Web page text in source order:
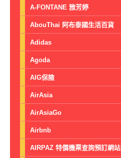
A-FONTANE 雅芳婷
AbouThai 阿布泰國生活百貨
Adidas
Agoda
AIG保險
AirAsia
AirAsiaGo
Airbnb
AIRPAZ 特價機票查詢預訂網站